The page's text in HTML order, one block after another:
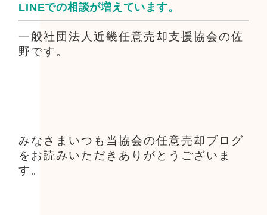
LINEでの相談が増えています。
一般社団法人近畿任意売却支援協会の佐
野です。
みなさまいつも当協会の任意売却ブログ
をお読みいただきありがとうございま
す。